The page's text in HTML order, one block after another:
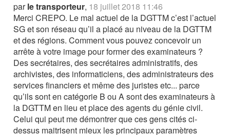
parle transporteur, 18 juillet 2018 11:46
Merci CREPO. Le mal actuel de la DGTTM c’est l’actuel
SG et son réseau qu’il a placé au niveau de la DGTTM
et des régions. Comment vous pouvez concevoir un
arrête à votre image pour former des examinateurs ?
Des secrétaires, des secrétaires administratifs, des
archivistes, des informaticiens, des administrateurs des
services financiers et même des juristes etc... parce
qu’ils sont en catégorie B ou A sont des examinateurs à
la DGTTM en lieu et place des agents du génie civil.
Celui qui peut me démontrer que ces gens cités ci-
dessus maitrisent mieux les principaux paramètres